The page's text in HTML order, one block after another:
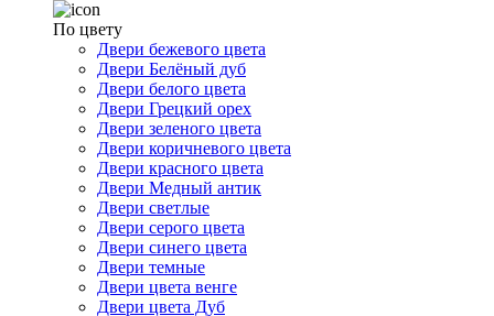
По цвету
Двери бежевого цвета
Двери Белёный дуб
Двери белого цвета
Двери Грецкий орех
Двери зеленого цвета
Двери коричневого цвета
Двери красного цвета
Двери Медный антик
Двери светлые
Двери серого цвета
Двери синего цвета
Двери темные
Двери цвета венге
Двери цвета Дуб